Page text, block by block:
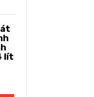
lít